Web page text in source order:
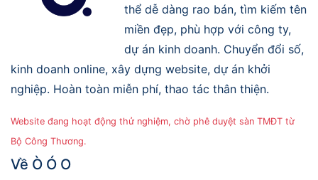
thể dễ dàng rao bán, tìm kiếm tên
miền đẹp, phù hợp với công ty,
dự án kinh doanh. Chuyển đổi số,
kinh doanh online, xây dựng website, dự án khởi
nghiệp. Hoàn toàn miễn phí, thao tác thân thiện.
Website đang hoạt động thử nghiệm, chờ phê duyệt sàn TMĐT từ
Bộ Công Thương.
Về Ò Ó O